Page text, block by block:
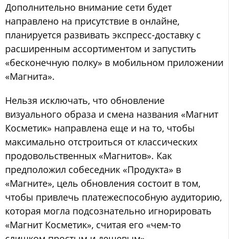
Дополнительно внимание сети будет
направлено на присутствие в онлайне,
планируется развивать экспресс-доставку с
расширенным ассортиментом и запустить
«бесконечную полку» в мобильном приложении
«Магнита».
Нельзя исключать, что обновление
визуального образа и смена названия «Магнит
Косметик» направлена еще и на то, чтобы
максимально отстроиться от классических
продовольственных «Магнитов». Как
предположил собеседник «Продукта» в
«Магните», цель обновления состоит в том,
чтобы привлечь платежеспособную аудиторию,
которая могла подсознательно игнорировать
«Магнит Косметик», считая его «чем-то